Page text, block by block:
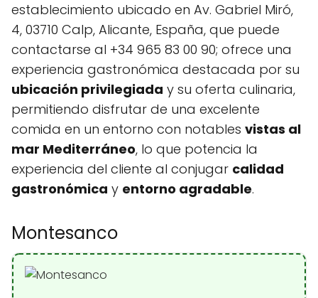
establecimiento ubicado en Av. Gabriel Miró,
4, 03710 Calp, Alicante, España, que puede
contactarse al +34 965 83 00 90; ofrece una
experiencia gastronómica destacada por su
ubicación privilegiada y su oferta culinaria,
permitiendo disfrutar de una excelente
comida en un entorno con notables vistas al
mar Mediterráneo, lo que potencia la
experiencia del cliente al conjugar calidad
gastronómica y entorno agradable.
Montesanco